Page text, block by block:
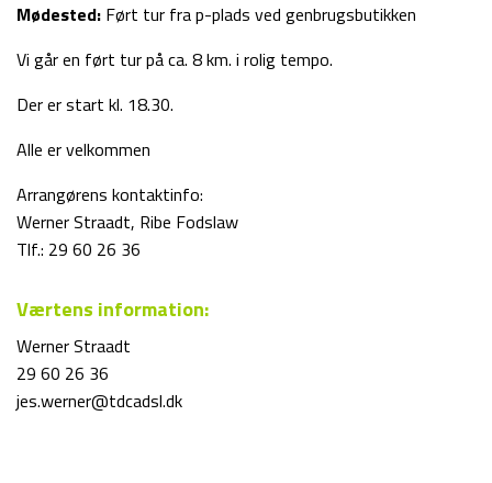
Mødested: Ført tur fra p-plads ved genbrugsbutikken
Vi går en ført tur på ca. 8 km. i rolig tempo.
Der er start kl. 18.30.
Alle er velkommen
Arrangørens kontaktinfo:
Werner Straadt, Ribe Fodslaw
Tlf.: 29 60 26 36
Værtens information:
Werner Straadt
29 60 26 36
jes.werner@tdcadsl.dk